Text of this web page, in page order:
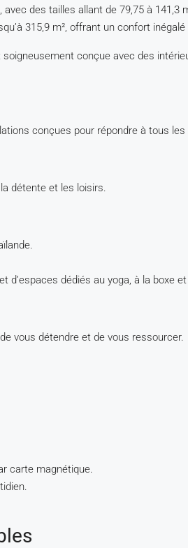
des tailles allant de 79,75 à 141,3
315,9 m², offrant un confort
conçue avec des
conçues pour répondre à tous les
détente et les loisirs.
d’espaces dédiés au yoga, à la boxe
vous détendre et de vous ressourcer.
carte magnétique.